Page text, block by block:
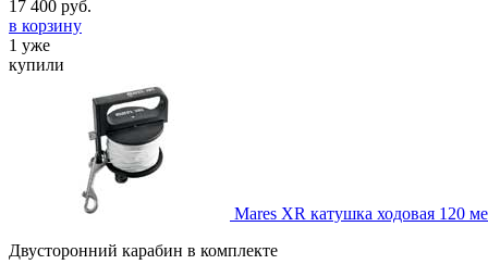
17 400 руб.
в корзину
1 уже
купили
Mares XR катушка ходовая 120
Двусторонний карабин в комплекте